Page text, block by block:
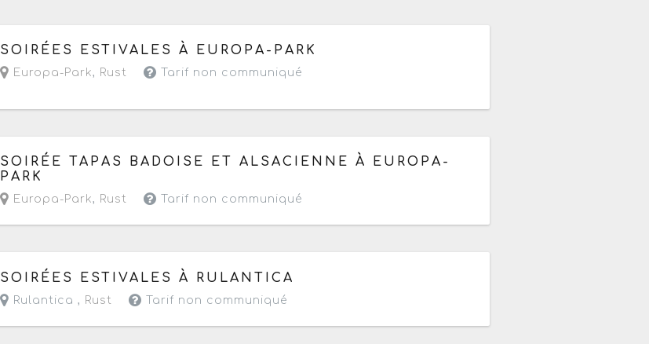
Du samedi 18 juillet au samedi 22 août 2026 de 09h à 23h59
SOIRÉES ESTIVALES À EUROPA-PARK
Europa-Park, Rust Tarif non communiqué
Du vendredi 24 juillet au samedi 22 août 2026 de 19h à 22h
SOIRÉE TAPAS BADOISE ET ALSACIENNE À EUROPA-
PARK
Europa-Park, Rust Tarif non communiqué
Du vendredi 7 au samedi 15 août 2026
SOIRÉES ESTIVALES À RULANTICA
Rulantica , Rust Tarif non communiqué